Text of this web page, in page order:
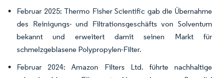
Februar 2025: Thermo Fisher Scientific gab die Übernahme
des Reinigungs- und Filtrationsgeschäfts von Solventum
bekannt und erweitert damit seinen Markt für
schmelzgeblasene Polypropylen-Filter.
Februar 2024: Amazon Filters Ltd. führte nachhaltige